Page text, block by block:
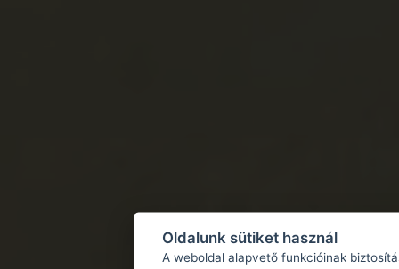
Oldalunk sütiket használ
A weboldal alapvető funkcióinak